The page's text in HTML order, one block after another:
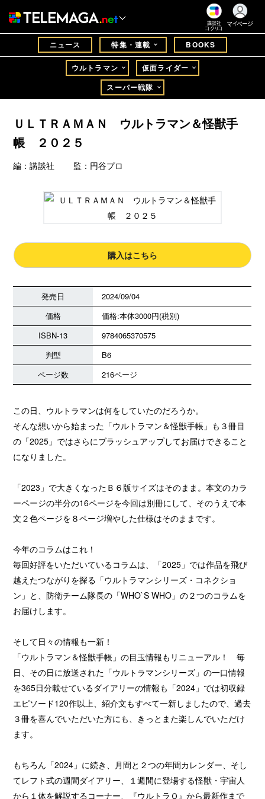
講談社
コクリコ
マイページ
ニュース 特集・連載 BOOKS
ウルトラマン
仮面ライダー
スーパー戦隊
ＵＬＴＲＡＭＡＮ ウルトラマン＆怪獣手
帳 ２０２５
編：講談社 監：円谷プロ
購入はこちら
発売日
2024/09/04
価格
価格:本体3000円(税別)
ISBN-13
9784065370575
判型
B6
ページ数
216ページ
この日、ウルトラマンは何をしていたのだろうか。
そんな想いから始まった「ウルトラマン＆怪獣手帳」も３冊目
の「2025」ではさらにブラッシュアップしてお届けできること
になりました。
「2023」で大きくなったＢ６版サイズはそのまま。本文のカラ
ーページの半分の16ページを今回は別冊にして、そのうえで本
文２色ページを８ページ増やした仕様はそのままです。
今年のコラムはこれ！
毎回好評をいただいているコラムは、「2025」では作品を飛び
越えたつながりを探る「ウルトラマンシリーズ・コネクショ
ン」と、防衛チーム隊長の「WHO`S WHO」の２つのコラムを
お届けします。
そして日々の情報も一新！
「ウルトラマン＆怪獣手帳」の目玉情報もリニューアル！ 毎
日、その日に放送された「ウルトラマンシリーズ」の一口情報
を365日分載せているダイアリーの情報も「2024」では初収録
エピソード120作以上、紹介文もすべて一新しましたので、過去
３冊を喜んでいただいた方にも、きっとまた楽しんでいただけ
ます。
もちろん「2024」に続き、月間と２つの年間カレンダー、そし
てレフト式の週間ダイアリー、１週間に登場する怪獣・宇宙人
から１体を解説するコーナー、『ウルトラＱ』から最新作まで